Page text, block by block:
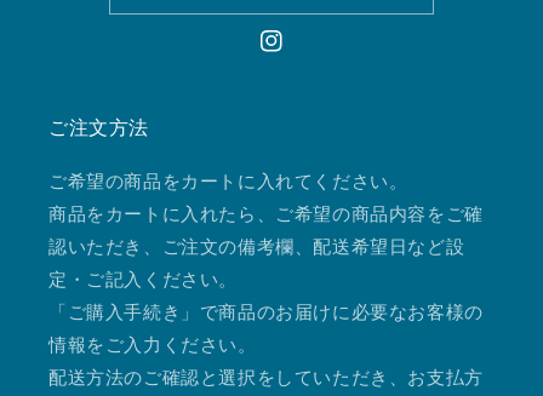
Instagram
ご注文方法
ご希望の商品をカートに入れてください。
商品をカートに入れたら、ご希望の商品内容をご確
認いただき、ご注文の備考欄、配送希望日など設
定・ご記入ください。
「ご購入手続き」で商品のお届けに必要なお客様の
情報をご入力ください。
配送方法のご確認と選択をしていただき、お支払方